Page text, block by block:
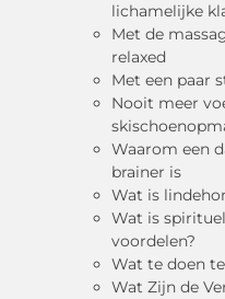
lichamelijke
Met de
relaxed
Met een paar
Nooit meer
Waarom een
brainer is
Wat is
Wat is
voordelen?
Wat te doen
Wat Zijn de